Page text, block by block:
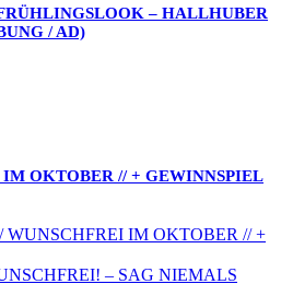
– HALLHUBER
/ AD)
OKTOBER // + GEWINNSPIEL
WUNSCHFREI IM OKTOBER // +
– SAG NIEMALS